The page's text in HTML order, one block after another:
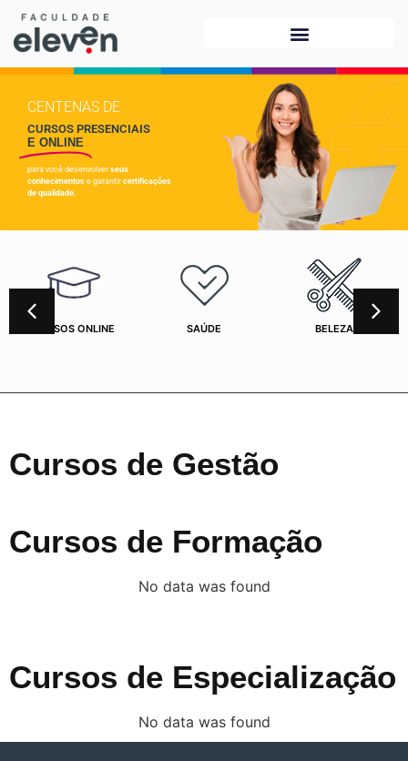
CENTENAS DE
CURSOS PRESENCIAIS
E ONLINE
para você desenvolver seus
conhecimentos e garantir certificações
de qualidade.
CURSOS ONLINE SAÚDE BELEZA
Cursos de Gestão
Cursos de Formação
No data was found
Cursos de Especialização
No data was found